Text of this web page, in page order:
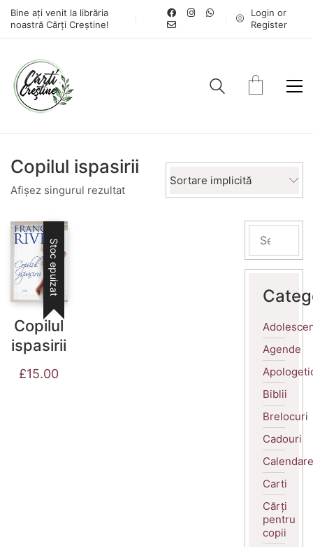
Bine ați venit la librăria
noastră Cărți Creștine!
Login or
Register
Copilul ispasirii
Afișez singurul rezultat
Sortare implicită
Stoc epuizat
Copilul
ispasirii
£15.00
Agende
Biblii
Brelocuri
Cadouri
Calendare
Carti
Cărți
pentru
copii